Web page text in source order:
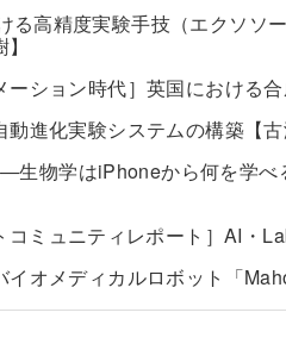
る高精度実験手技（エクソ
ーション時代］英国における
動進化実験システムの構築【
生物学はiPhoneから何を学
コミュニティレポート］AI・
イオメディカルロボット「